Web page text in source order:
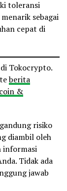
toleransi
sebagai
cepat di
Tokocrypto.
berita
&
risiko
diambil oleh
informasi
Tidak ada
jawab